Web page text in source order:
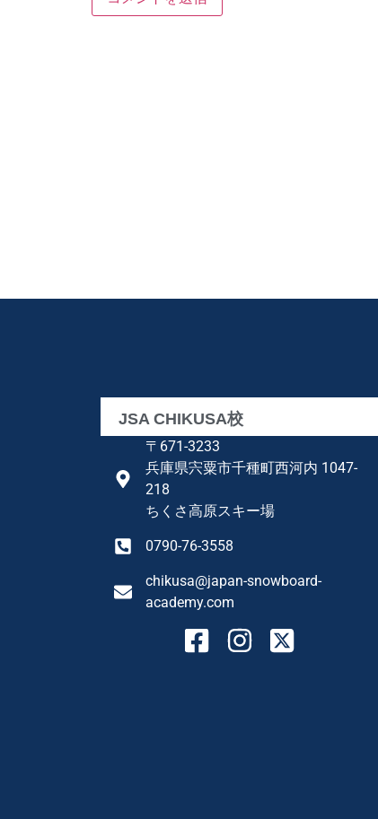
JSA CHIKUSA校
〒671-3233
兵庫県宍粟市千種町西河内 1047-
218
ちくさ高原スキー場
0790-76-3558
chikusa@japan-snowboard-
academy.com